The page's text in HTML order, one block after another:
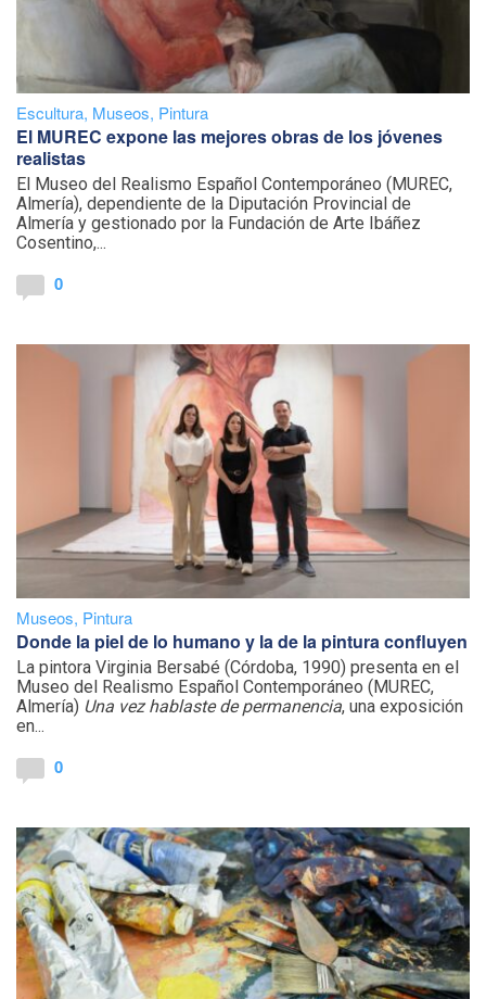
Escultura, Museos, Pintura
El MUREC expone las mejores obras de los jóvenes
realistas
El Museo del Realismo Español Contemporáneo (MUREC,
Almería), dependiente de la Diputación Provincial de
Almería y gestionado por la Fundación de Arte Ibáñez
Cosentino,...
0
Museos, Pintura
Donde la piel de lo humano y la de la pintura confluyen
La pintora Virginia Bersabé (Córdoba, 1990) presenta en el
Museo del Realismo Español Contemporáneo (MUREC,
Almería) Una vez hablaste de permanencia, una exposición
en...
0